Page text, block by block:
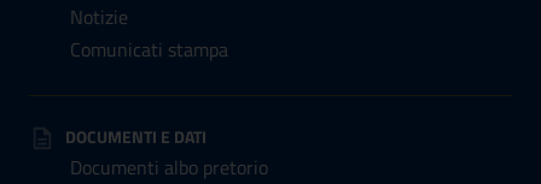
Notizie
Comunicati stampa
DOCUMENTI E DATI
Documenti albo pretorio